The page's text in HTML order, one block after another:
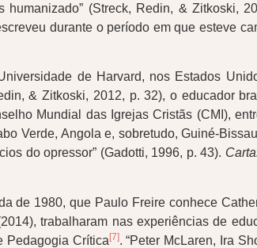
humanizado” (Streck, Redin, & Zitkoski,
durante o período em que esteve
de Harvard, nos Estados
& Zitkoski, 2012, p. 32), o educador
Mundial das Igrejas Cristãs (CMI),
Verde, Angola e, sobretudo, Guiné-
do opressor” (Gadotti, 1996, p. 43).
de 1980, que Paulo Freire conhece
trabalharam nas experiências de
Pedagogia Crítica[7]. “Peter McLaren, Ira